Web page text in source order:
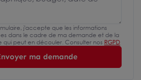
j'accepte que les informations
dans le cadre de ma demande et de la
peut en découler. Consulter nos RGPD
ma demande